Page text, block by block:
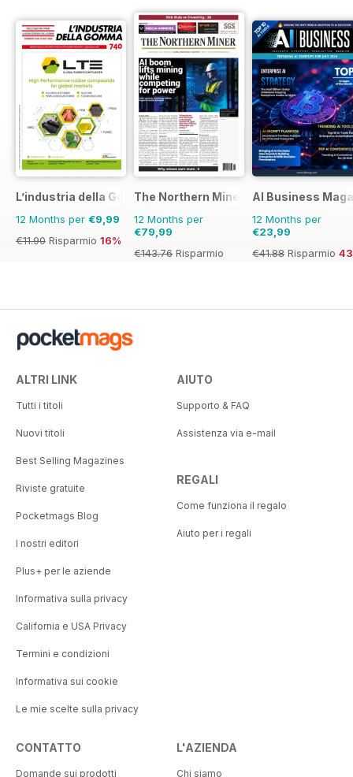
L’industria della Gomma
12 Months per €9,99
€11.90 Risparmio 16%
The Northern Miner
12 Months per
€79,99
€143.76 Risparmio
AI Business
12 Months per
€23,99
€41.88 Risparmio
ALTRI LINK
Tutti i titoli
Nuovi titoli
Best Selling Magazines
Riviste gratuite
Pocketmags Blog
I nostri editori
Plus+ per le aziende
Informativa sulla privacy
California e USA Privacy
Termini e condizioni
Informativa sui cookie
Le mie scelte sulla privacy
AIUTO
Supporto & FAQ
Assistenza via e-mail
REGALI
Come funziona il regalo
Aiuto per i regali
CONTATTO
Domande sui prodotti
L'AZIENDA
Chi siamo